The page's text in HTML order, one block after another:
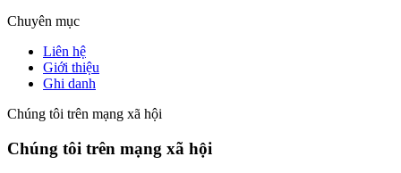
Chuyên mục
Liên hệ
Giới thiệu
Ghi danh
Chúng tôi trên mạng xã hội
Chúng tôi trên mạng xã hội